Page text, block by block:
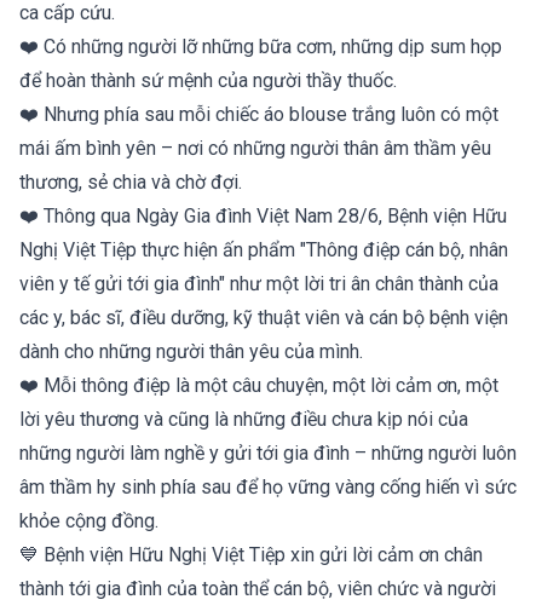
ca cấp cứu.
❤️ Có những người lỡ những bữa cơm, những dịp sum họp
để hoàn thành sứ mệnh của người thầy thuốc.
❤️ Nhưng phía sau mỗi chiếc áo blouse trắng luôn có một
mái ấm bình yên – nơi có những người thân âm thầm yêu
thương, sẻ chia và chờ đợi.
❤️ Thông qua Ngày Gia đình Việt Nam 28/6, Bệnh viện Hữu
Nghị Việt Tiệp thực hiện ấn phẩm "Thông điệp cán bộ, nhân
viên y tế gửi tới gia đình" như một lời tri ân chân thành của
các y, bác sĩ, điều dưỡng, kỹ thuật viên và cán bộ bệnh viện
dành cho những người thân yêu của mình.
❤️ Mỗi thông điệp là một câu chuyện, một lời cảm ơn, một
lời yêu thương và cũng là những điều chưa kịp nói của
những người làm nghề y gửi tới gia đình – những người luôn
âm thầm hy sinh phía sau để họ vững vàng cống hiến vì sức
khỏe cộng đồng.
💙 Bệnh viện Hữu Nghị Việt Tiệp xin gửi lời cảm ơn chân
thành tới gia đình của toàn thể cán bộ, viên chức và người